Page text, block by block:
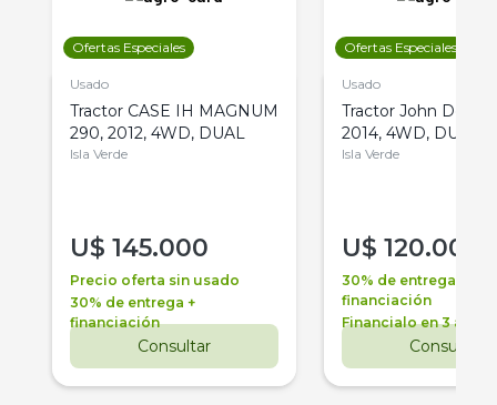
Ofertas Especiales
Usado
Tractor CASE IH MAGNUM
290, 2012, 4WD, DUAL
Isla Verde
U$ 145.000
Precio oferta sin usado
30% de entrega +
financiación
Consultar
Ofertas Especiales
Usado
Tractor John Deere
2014, 4WD, DUAL
Isla Verde
U$ 120.000
30% de entrega +
financiación
Financialo en 3 años
Consultar